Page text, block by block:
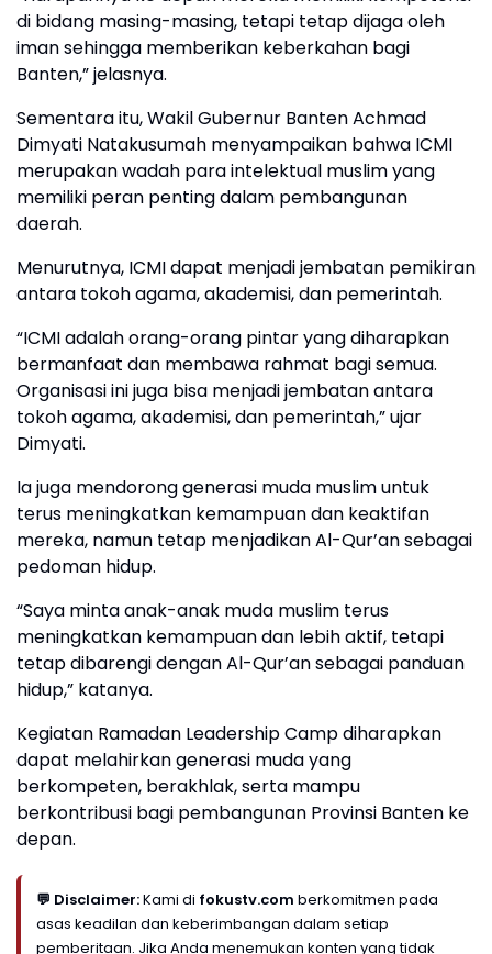
di bidang masing-masing, tetapi tetap dijaga oleh
iman sehingga memberikan keberkahan bagi
Banten,” jelasnya.
Sementara itu, Wakil Gubernur Banten Achmad
Dimyati Natakusumah menyampaikan bahwa ICMI
merupakan wadah para intelektual muslim yang
memiliki peran penting dalam pembangunan
daerah.
Menurutnya, ICMI dapat menjadi jembatan pemikiran
antara tokoh agama, akademisi, dan pemerintah.
“ICMI adalah orang-orang pintar yang diharapkan
bermanfaat dan membawa rahmat bagi semua.
Organisasi ini juga bisa menjadi jembatan antara
tokoh agama, akademisi, dan pemerintah,” ujar
Dimyati.
Ia juga mendorong generasi muda muslim untuk
terus meningkatkan kemampuan dan keaktifan
mereka, namun tetap menjadikan Al-Qur’an sebagai
pedoman hidup.
“Saya minta anak-anak muda muslim terus
meningkatkan kemampuan dan lebih aktif, tetapi
tetap dibarengi dengan Al-Qur’an sebagai panduan
hidup,” katanya.
Kegiatan Ramadan Leadership Camp diharapkan
dapat melahirkan generasi muda yang
berkompeten, berakhlak, serta mampu
berkontribusi bagi pembangunan Provinsi Banten ke
depan.
💬 Disclaimer:Kami di fokustv.com berkomitmen pada
asas keadilan dan keberimbangan dalam setiap
pemberitaan. Jika Anda menemukan konten yang tidak